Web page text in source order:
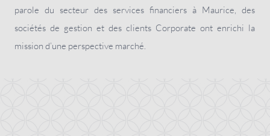
parole du secteur des services financiers à Maurice, des
sociétés de gestion et des clients Corporate ont enrichi la
mission d’une perspective marché.